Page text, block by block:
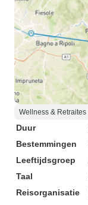
Wellness & Retraites
Duur
Bestemmingen
Leeftijdsgroep
Taal
Reisorganisatie